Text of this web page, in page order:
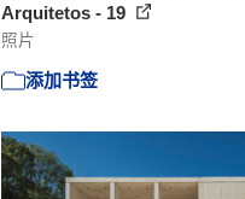
Arquitetos - 19
照片
添加书签